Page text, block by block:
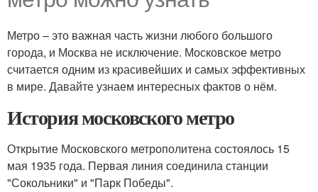
Метро – это важная часть жизни любого большого
города, и Москва не исключение. Московское метро
считается одним из красивейших и самых эффективных
в мире. Давайте узнаем интересных фактов о нём.
История московского метро
Открытие Московского метрополитена состоялось 15
мая 1935 года. Первая линия соединила станции
"Сокольники" и "Парк Победы".